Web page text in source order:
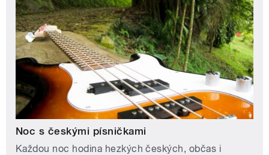
Noc s českými písničkami
Každou noc hodina hezkých českých, občas i